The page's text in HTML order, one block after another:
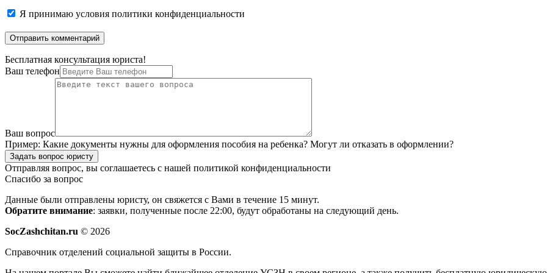
Я принимаю условия политики конфиденциальности
Бесплатная консультация юриста!
Ваш телефон
Ваш вопрос
Пример: Какие документы нужны для оформления пособия на ребенка? Могут ли отказать в оформлении?
Задать вопрос юристу
Отправляя вопрос, вы соглашаетесь с нашей политикой конфиденциальности
Спасибо за вопрос
Данные были отправлены юристу, он свяжется с Вами в течение 15 минут.
Обратите внимание: заявки, полученные после 22:00, будут обработаны на следующий день.
SocZashchitan.ru © 2026
Справочник отделений социальной защиты в России.